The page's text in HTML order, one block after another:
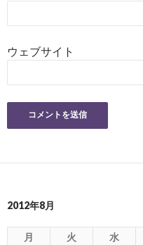
ウェブサイト
2012年8月
月 火 水